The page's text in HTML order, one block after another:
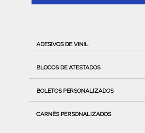
ADESIVOS DE VINIL
BLOCOS DE ATESTADOS
BOLETOS PERSONALIZADOS
CARNÊS PERSONALIZADOS